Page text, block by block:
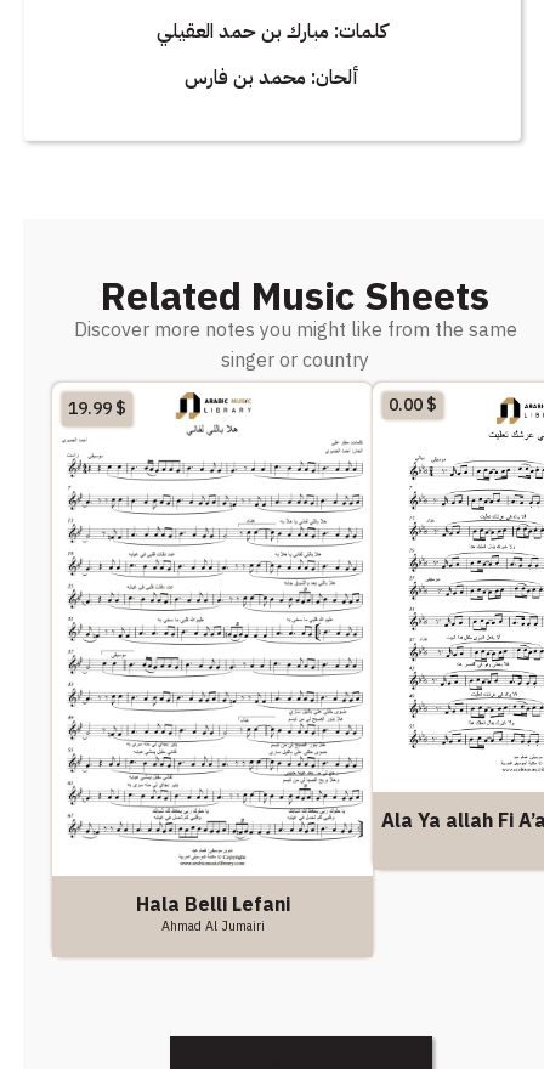
كلمات: مبارك بن حمد العقيلي
ألحان: محمد بن فارس
Related Music Sheets
Discover more notes you might like from the same
singer or country
Hala Belli Lefani
Ahmad Al Jumairi
19.99$
Ala Ya allah Fi
0.00$